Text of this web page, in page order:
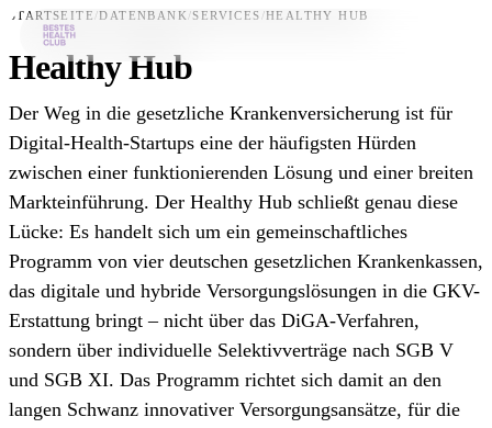
Datenbank
News
Für Unternehmen
Jetzt downloaden
STARTSEITE /DATENBANK /SERVICES /HEALTHY HUB
Healthy Hub
Der Weg in die gesetzliche Krankenversicherung ist für
Digital-Health-Startups eine der häufigsten Hürden
zwischen einer funktionierenden Lösung und einer breiten
Markteinführung. Der Healthy Hub schließt genau diese
Lücke: Es handelt sich um ein gemeinschaftliches
Programm von vier deutschen gesetzlichen Krankenkassen,
das digitale und hybride Versorgungslösungen in die GKV-
Erstattung bringt – nicht über das DiGA-Verfahren,
sondern über individuelle Selektivverträge nach SGB V
und SGB XI. Das Programm richtet sich damit an den
langen Schwanz innovativer Versorgungsansätze, für die